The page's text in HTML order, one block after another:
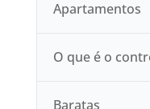
Apartamentos
O que é o
Baratas